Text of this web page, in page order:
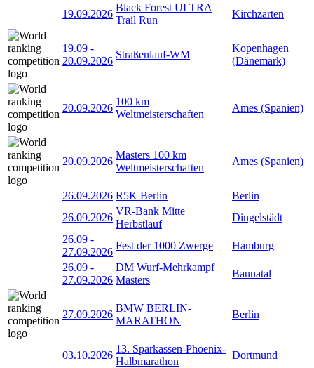
19.09.2026
Black Forest ULTRA
Trail Run
Kirchzarten
19.09 -
20.09.2026
Straßenlauf-WM
Kopenhagen
(Dänemark)
20.09.2026
100 km
Weltmeisterschaften
Ames (Spanien)
20.09.2026
Masters 100 km
Weltmeisterschaften
Ames (Spanien)
26.09.2026 R5K Berlin
Berlin
26.09.2026
VR-Bank Mitte
Herbstlauf
Dingelstädt
26.09 -
27.09.2026
Fest der 1000 Zwerge
Hamburg
26.09 -
27.09.2026
DM Wurf-Mehrkampf
Masters
Baunatal
27.09.2026
BMW BERLIN-
MARATHON
Berlin
03.10.2026
13. Sparkassen-Phoenix-
Halbmarathon
Dortmund